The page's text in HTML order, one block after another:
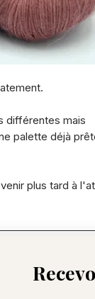
différentes mais
palette déjà
plus tard à